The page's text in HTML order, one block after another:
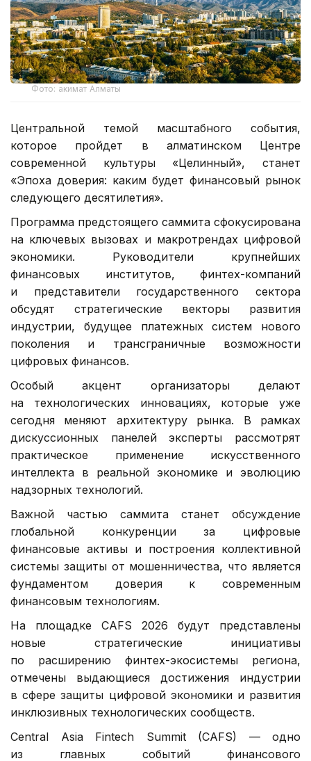
Фото: акимат Алматы
Центральной темой масштабного события,
которое пройдет в алматинском Центре
современной культуры «Целинный», станет
«Эпоха доверия: каким будет финансовый рынок
следующего десятилетия».
Программа предстоящего саммита сфокусирована
на ключевых вызовах и макротрендах цифровой
экономики. Руководители крупнейших
финансовых институтов, финтех-компаний
и представители государственного сектора
обсудят стратегические векторы развития
индустрии, будущее платежных систем нового
поколения и трансграничные возможности
цифровых финансов.
Особый акцент организаторы делают
на технологических инновациях, которые уже
сегодня меняют архитектуру рынка. В рамках
дискуссионных панелей эксперты рассмотрят
практическое применение искусственного
интеллекта в реальной экономике и эволюцию
надзорных технологий.
Важной частью саммита станет обсуждение
глобальной конкуренции за цифровые
финансовые активы и построения коллективной
системы защиты от мошенничества, что является
фундаментом доверия к современным
финансовым технологиям.
На площадке CAFS 2026 будут представлены
новые стратегические инициативы
по расширению финтех-экосистемы региона,
отмечены выдающиеся достижения индустрии
в сфере защиты цифровой экономики и развития
инклюзивных технологических сообществ.
Central Asia Fintech Summit (CAFS) — одно
из главных событий финансового